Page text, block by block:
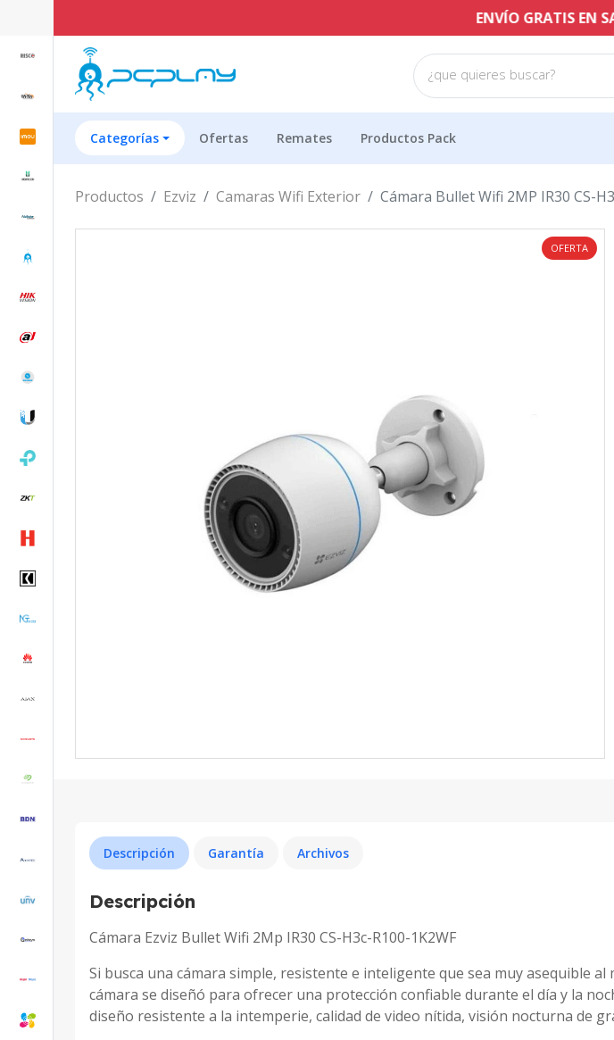
ENVÍO GRATIS EN SANTIAGO POR COMPRAS A
¿que quieres buscar?
Categorías Ofertas Remates Productos Pack
Productos Ezviz Camaras Wifi Exterior Cámara Bullet Wifi 2MP IR30 CS-
OFERTA
Descripción Garantía Archivos
Descripción
Cámara Ezviz Bullet Wifi 2Mp IR30 CS-H3c-R100-1K2WF
Si busca una cámara simple, resistente e inteligente que sea muy asequible
cámara se diseñó para ofrecer una protección confiable durante el día y la
diseño resistente a la intemperie, calidad de video nítida, visión nocturna de